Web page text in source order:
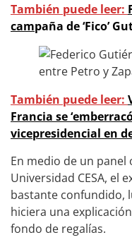
También puede leer:
campaña de ‘Fico’
También puede leer:
Francia se
vicepresidencial en
En medio de un panel
Universidad CESA, el
bastante confundido,
hiciera una
fondo de regalías.